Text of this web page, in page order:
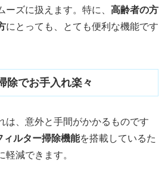
ーズに扱えます。特に、 高齢者の方
にとっても、とても便利な機能です
除でお手入れ楽々
は、意外と手間がかかるものです
ィルター掃除機能を搭載しているた
減できます。